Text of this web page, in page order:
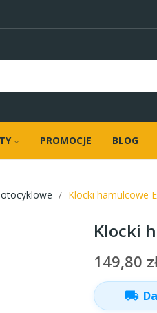
PROMOCJE BLOG
Klocki hamulcowe
Klocki
149,80
local_shipping